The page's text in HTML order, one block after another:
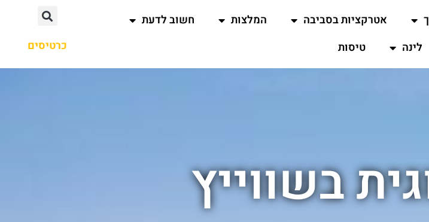
אטרקציות בסביבה המלצות
חשוב לדעת
לינה
טיסות כרטיסים
בשווייץ